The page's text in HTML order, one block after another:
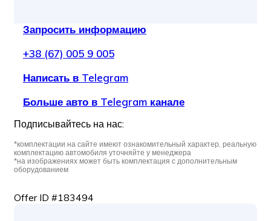
Запросить информацию
+38 (67) 005 9 005
Написать в Telegram
Больше авто в Telegram канале
Подписывайтесь на нас:
*комплектации на сайте имеют ознакомительный характер, реальную
комплектацию автомобиля уточняйте у менеджера
*на изображениях может быть комплектация с дополнительным
оборудованием
Offer ID #183494